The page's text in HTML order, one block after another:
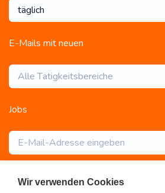
täglich
E-Mails mit neuen
Alle Tätigkeitsbereiche
Jobs
Abonnieren
Wir verwenden Cookies